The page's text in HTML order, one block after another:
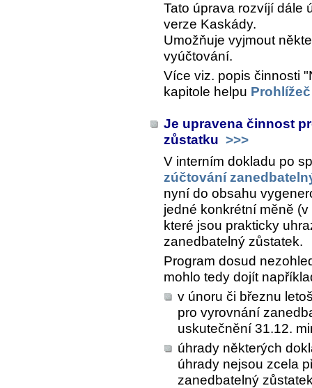
Tato úprava rozvíjí dále
verze Kaskády.
Umožňuje vyjmout
vyúčtování.
Více viz. popis činnosti
kapitole helpu
Je upravena činnost
zůstatku >>>
V interním dokladu po
zúčtování
nyní do obsahu
jedné konkrétní měně
které jsou prakticky
zanedbatelný zůstatek.
Program dosud
mohlo tedy dojít
v únoru či březnu
pro vyrovnání
uskutečnění 31.12.
úhrady některých
úhrady nejsou zcela
zanedbatelný